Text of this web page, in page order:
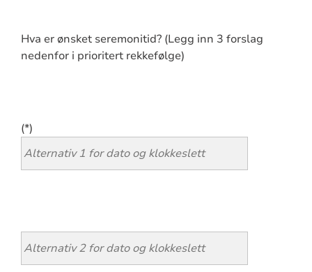
Hva er ønsket seremonitid? (Legg inn 3 forslag
nedenfor i prioritert rekkefølge)